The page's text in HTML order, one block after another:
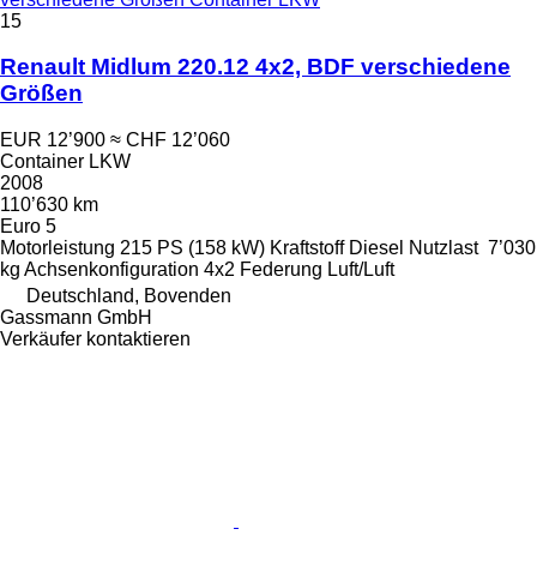
15
Renault Midlum 220.12 4x2, BDF verschiedene
Größen
EUR 12’900 ≈ CHF 12’060
Container LKW
2008
110’630 km
Euro 5
Motorleistung 215 PS (158 kW) Kraftstoff Diesel Nutzlast 7’030
kg Achsenkonfiguration 4x2 Federung Luft/Luft
Deutschland, Bovenden
Gassmann GmbH
Verkäufer kontaktieren